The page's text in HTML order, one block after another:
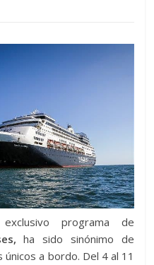
programa de
ha sido sinónimo de
a bordo. Del 4 al 11